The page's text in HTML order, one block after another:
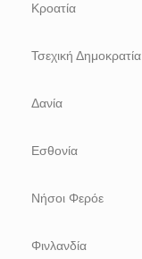
Κροατία
Τσεχική Δημοκρατία
Δανία
Εσθονία
Νήσοι Φερόε
Φινλανδία